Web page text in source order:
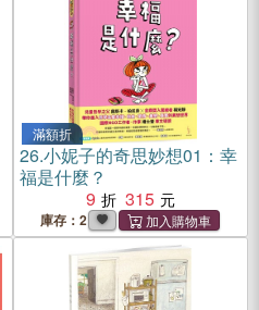
滿額折
26.小妮子的奇思妙想01：幸
福是什麼？
9
315
庫存：2